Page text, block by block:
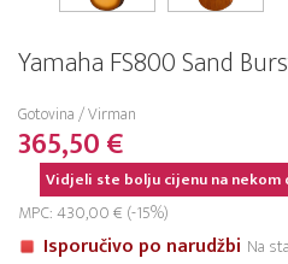
Yamaha FS800 Sand
Gotovina / Virman
365,50 €
Vidjeli ste bolju cijenu na
MPC: 430,00 € (-15%)
Isporučivo po narudžbi Na